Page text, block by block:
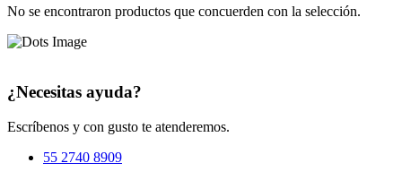
No se encontraron productos que concuerden con la selección.
¿Necesitas ayuda?
Escríbenos y con gusto te atenderemos.
55 2740 8909